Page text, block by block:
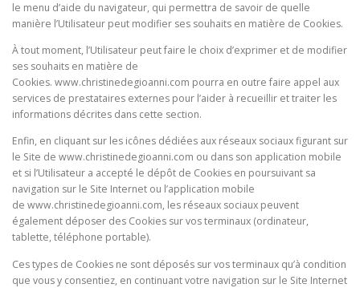
le menu d’aide du navigateur, qui permettra de savoir de quelle
manière l’Utilisateur peut modifier ses souhaits en matière de Cookies.
À tout moment, l’Utilisateur peut faire le choix d’exprimer et de modifier
ses souhaits en matière de
Cookies. www.christinedegioanni.com pourra en outre faire appel aux
services de prestataires externes pour l’aider à recueillir et traiter les
informations décrites dans cette section.
Enfin, en cliquant sur les icônes dédiées aux réseaux sociaux figurant sur
le Site de www.christinedegioanni.com ou dans son application mobile
et si l’Utilisateur a accepté le dépôt de Cookies en poursuivant sa
navigation sur le Site Internet ou l’application mobile
de www.christinedegioanni.com, les réseaux sociaux peuvent
également déposer des Cookies sur vos terminaux (ordinateur,
tablette, téléphone portable).
Ces types de Cookies ne sont déposés sur vos terminaux qu’à condition
que vous y consentiez, en continuant votre navigation sur le Site Internet